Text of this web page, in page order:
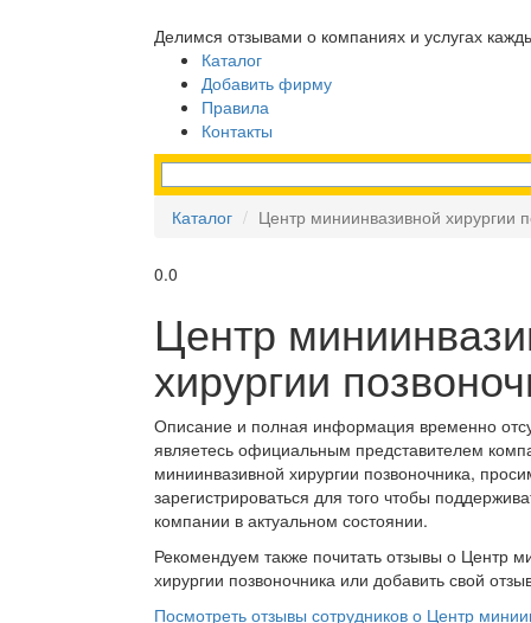
Делимся отзывами о компаниях и услугах
Каталог
Добавить фирму
Правила
Контакты
Каталог Центр миниинвазивной хирургии
0.0
Центр
хирургии
Описание и полная информация временно
являетесь официальным представителем
миниинвазивной хирургии позвоночника,
зарегистрироваться для того чтобы
компании в актуальном состоянии.
Рекомендуем также почитать отзывы о Центр
хирургии позвоночника или добавить свой
Посмотреть отзывы сотрудников о Центр